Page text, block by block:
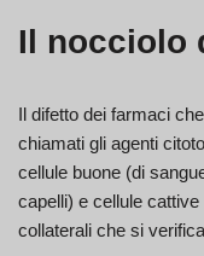
Il nocciolo
Il difetto dei farmaci
chiamati gli agenti
cellule buone (di
capelli) e cellule
collaterali che si